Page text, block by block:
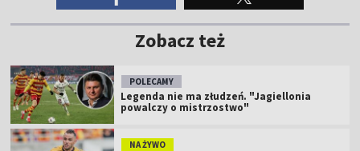
Zobacz też
POLECAMY
Legenda nie ma złudzeń. "Jagiellonia
powalczy o mistrzostwo"
NA ŻYWO